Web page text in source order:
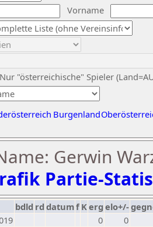
Vorname
Nur "österreichische" Spieler
Burgenland
Gerwin
Partie-
bdld rd datumf Kerg elo+/-
0
0